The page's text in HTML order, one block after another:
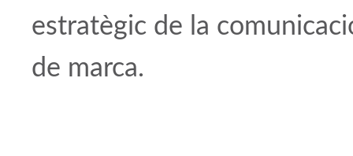
estratègic de la
de marca.